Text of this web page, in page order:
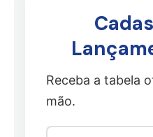
Receba a tabela
mão.